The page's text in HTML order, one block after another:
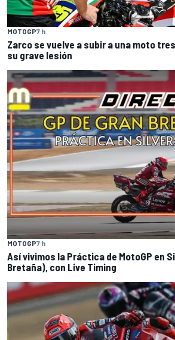
MOTOGP7 h
Zarco se vuelve a subir a una moto
su grave lesión
MOTOGP7 h
Así vivimos la Práctica de MotoGP en
Bretaña), con Live Timing